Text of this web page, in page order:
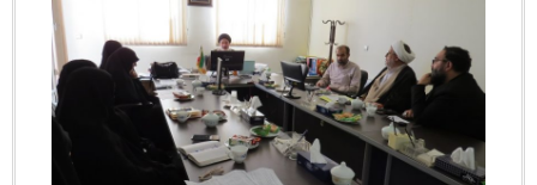
بزرگنمایی